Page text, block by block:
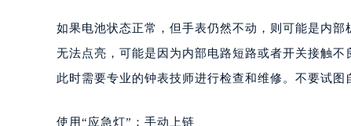
如果电池状态正常，但手表仍然不动，则可能是内
无法点亮，可能是因为内部电路短路或者开关接触
此时需要专业的钟表技师进行检查和维修。不要试图
使用“应急灯”：手动上链